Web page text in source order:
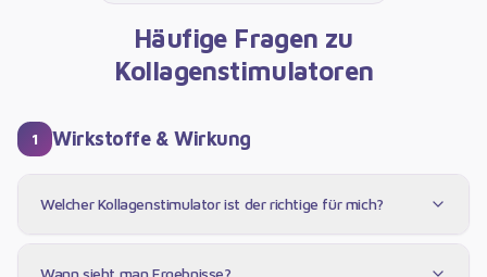
Häufige Fragen zu
Kollagenstimulatoren
1 Wirkstoffe & Wirkung
Welcher Kollagenstimulator ist der richtige für mich?
Wann sieht man Ergebnisse?